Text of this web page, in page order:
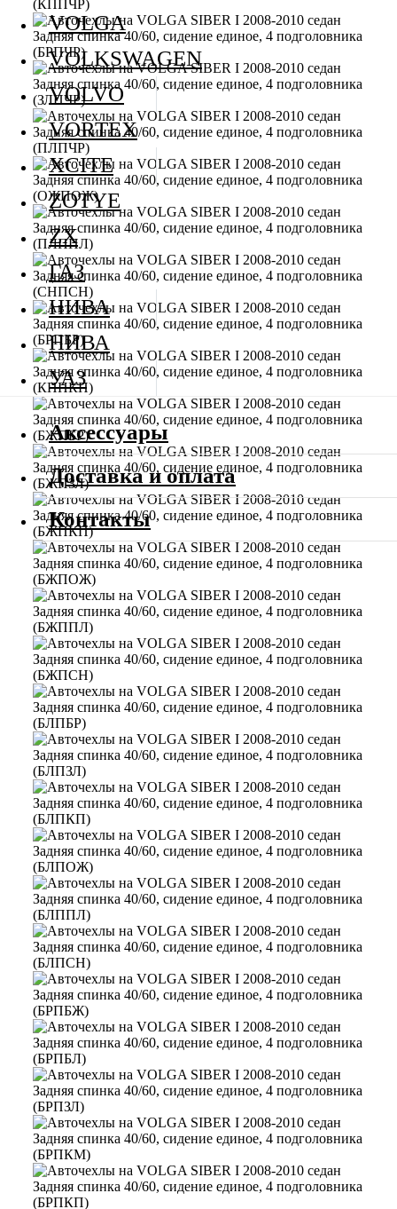
VOLGA
VOLKSWAGEN
VOLVO
VORTEX
XCITE
ZOTYE
ZX
ГАЗ
НИВА
НИВА
УАЗ
Аксессуары
Доставка и оплата
Контакты